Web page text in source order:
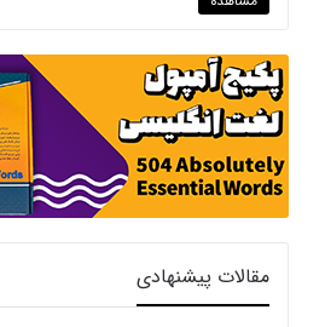
مقالات پیشنهادی